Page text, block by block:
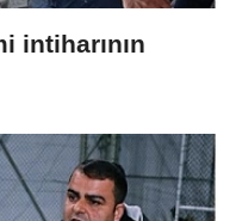
intiharının